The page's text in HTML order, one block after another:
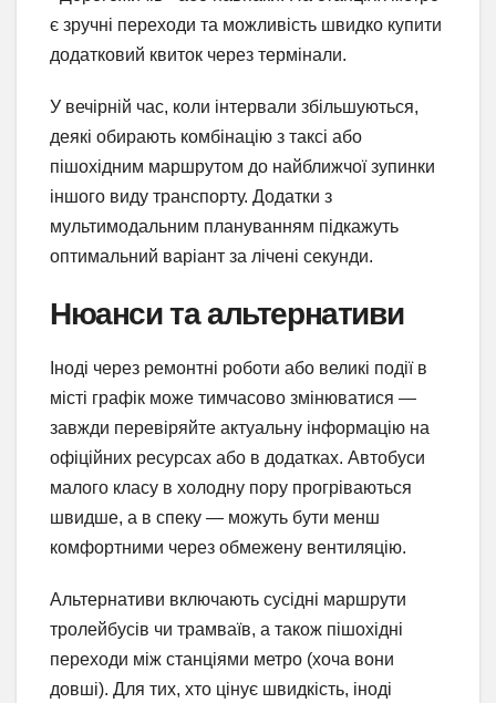
є зручні переходи та можливість швидко купити
додатковий квиток через термінали.
У вечірній час, коли інтервали збільшуються,
деякі обирають комбінацію з таксі або
пішохідним маршрутом до найближчої зупинки
іншого виду транспорту. Додатки з
мультимодальним плануванням підкажуть
оптимальний варіант за лічені секунди.
Нюанси та альтернативи
Іноді через ремонтні роботи або великі події в
місті графік може тимчасово змінюватися —
завжди перевіряйте актуальну інформацію на
офіційних ресурсах або в додатках. Автобуси
малого класу в холодну пору прогріваються
швидше, а в спеку — можуть бути менш
комфортними через обмежену вентиляцію.
Альтернативи включають сусідні маршрути
тролейбусів чи трамваїв, а також пішохідні
переходи між станціями метро (хоча вони
довші). Для тих, хто цінує швидкість, іноді